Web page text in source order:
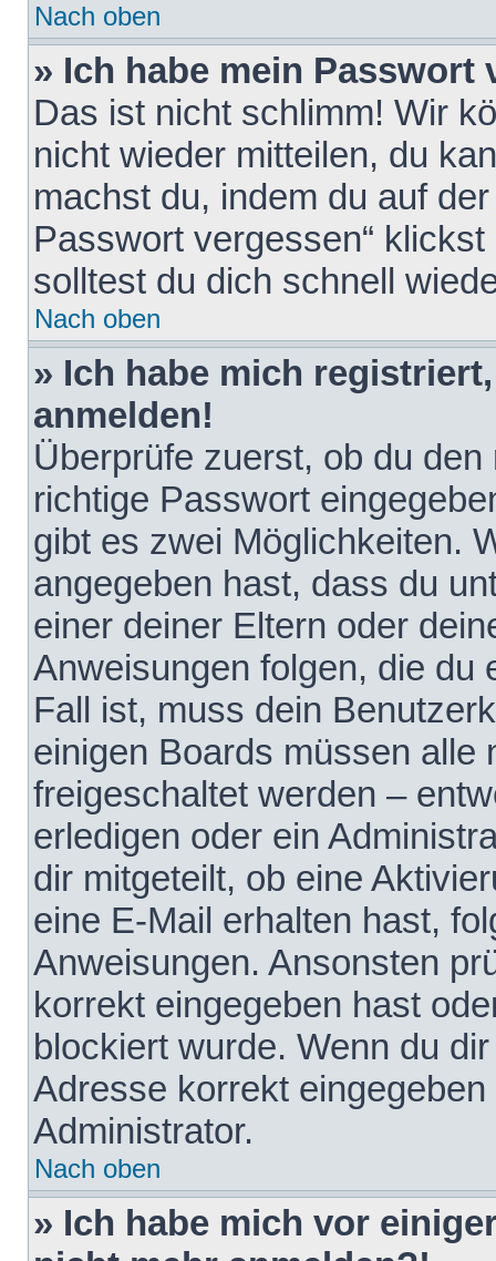
Nach oben
» Ich habe mein Passwort
Das ist nicht schlimm! Wir
nicht wieder mitteilen, du
machst du, indem du auf
Passwort vergessen“
solltest du dich schnell
Nach oben
» Ich habe mich
anmelden!
Überprüfe zuerst, ob du
richtige Passwort
gibt es zwei Möglichkeiten.
angegeben hast, dass du
einer deiner Eltern oder
Anweisungen folgen, die du
Fall ist, muss dein
einigen Boards müssen alle
freigeschaltet werden –
erledigen oder ein
dir mitgeteilt, ob eine
eine E-Mail erhalten hast,
Anweisungen. Ansonsten
korrekt eingegeben hast
blockiert wurde. Wenn du
Adresse korrekt
Administrator.
Nach oben
» Ich habe mich vor